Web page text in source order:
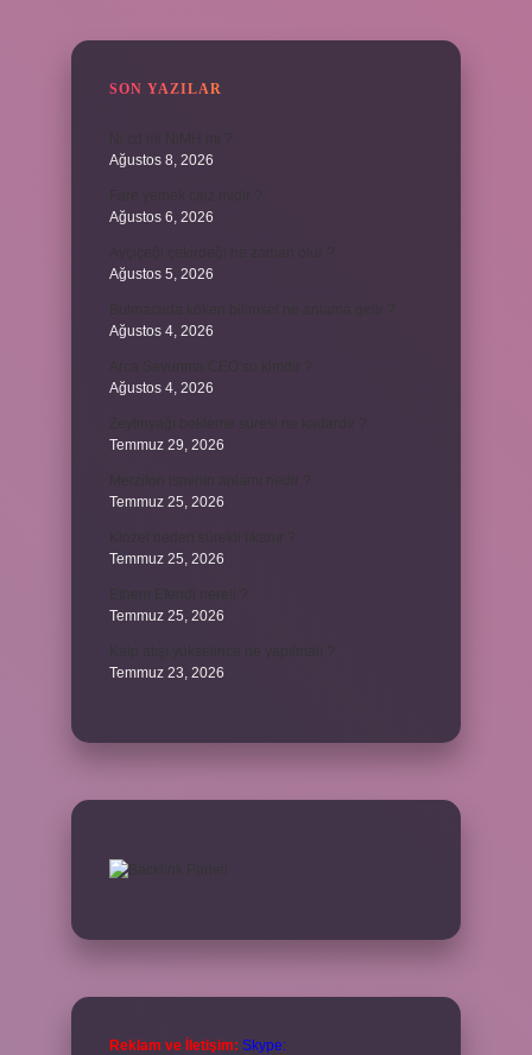
SON YAZILAR
Ağustos 8, 2026
Ağustos 6, 2026
Ağustos 5, 2026
Ağustos 4, 2026
Ağustos 4, 2026
Temmuz 29, 2026
Temmuz 25, 2026
Temmuz 25, 2026
Temmuz 25, 2026
Temmuz 23, 2026
Reklam ve İletişim: Skype: